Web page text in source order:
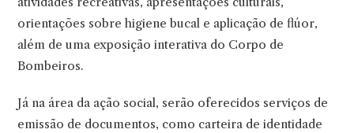
orientações sobre higiene bucal e aplicação de flúor,
além de uma exposição interativa do Corpo de
Bombeiros.
Já na área da ação social, serão oferecidos serviços de
emissão de documentos, como carteira de identidade